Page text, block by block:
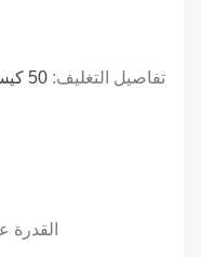
تفاصيل التغليف: